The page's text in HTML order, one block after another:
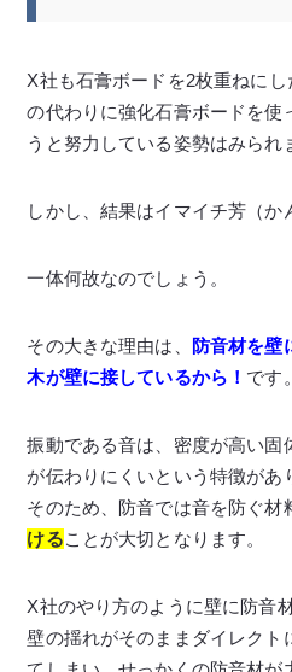
X社も石膏ボードを2枚重ねに
の代わりに強化石膏ボードを使
うと努力している姿勢はみられ
しかし、結果はイマイチ芳（か
一体何故なのでしょう。
その大きな理由は、
防音材を壁
木が壁に接しているから！ です。
振動である音は、密度が高い固
が伝わりにくいという特徴があ
そのため、防音では音を防ぐ材
けることが大切となります。
X社のやり方のように壁に防音
壁の揺れがそのままダイレクト